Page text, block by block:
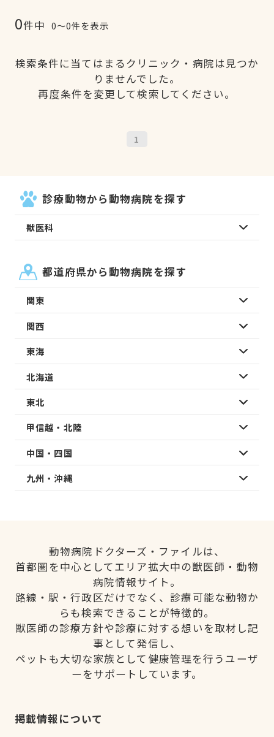
0件中 0〜0件を表示
検索条件に当てはまるクリニック・病院は見つか
りませんでした。
再度条件を変更して検索してください。
1
診療動物から動物病院を探す
獣医科
都道府県から動物病院を探す
関東
関西
東海
北海道
東北
甲信越・北陸
中国・四国
九州・沖縄
動物病院ドクターズ・ファイルは、
首都圏を中心としてエリア拡大中の獣医師・動物
病院情報サイト。
路線・駅・行政区だけでなく、診療可能な動物か
らも検索できることが特徴的。
獣医師の診療方針や診療に対する想いを取材し記
事として発信し、
ペットも大切な家族として健康管理を行うユーザ
ーをサポートしています。
掲載情報について